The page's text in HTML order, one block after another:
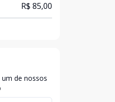
R$ 85,00
de nossos